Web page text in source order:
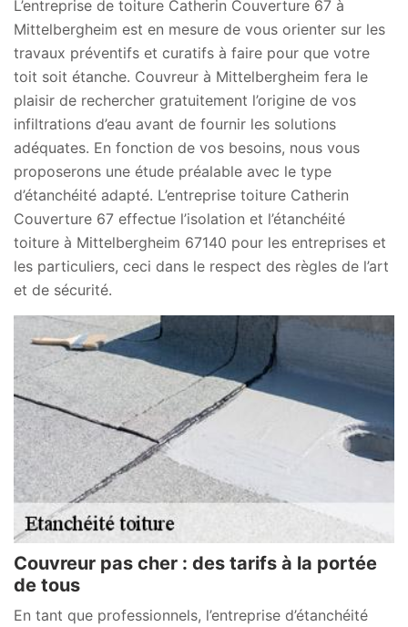
L’entreprise de toiture Catherin Couverture 67 à
Mittelbergheim est en mesure de vous orienter sur les
travaux préventifs et curatifs à faire pour que votre
toit soit étanche. Couvreur à Mittelbergheim fera le
plaisir de rechercher gratuitement l’origine de vos
infiltrations d’eau avant de fournir les solutions
adéquates. En fonction de vos besoins, nous vous
proposerons une étude préalable avec le type
d’étanchéité adapté. L’entreprise toiture Catherin
Couverture 67 effectue l’isolation et l’étanchéité
toiture à Mittelbergheim 67140 pour les entreprises et
les particuliers, ceci dans le respect des règles de l’art
et de sécurité.
Couvreur pas cher : des tarifs à la portée
de tous
En tant que professionnels, l’entreprise d’étanchéité